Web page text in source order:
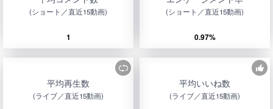
(ショート／直近15動画)
1
(ショート／直近15動画)
0.97%
平均再生数
(ライブ／直近15動画)
平均いいね数
(ライブ／直近15動画)